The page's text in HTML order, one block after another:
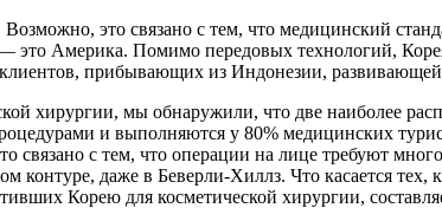
это связано с тем, что медицинский
Америка. Помимо передовых технологий, Корея
прибывающих из Индонезии,
хирургии, мы обнаружили, что две наиболее
и выполняются у 80% медицинских
связано с тем, что операции на лице требуют
даже в Беверли-Хиллз. Что касается тех,
Корею для косметической хирургии,